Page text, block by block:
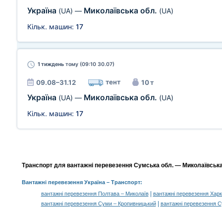
Україна (UA) — Миколаївська обл. (UA)
Кільк. машин: 17
1 тиждень тому (09:10 30.07)
09.08–31.12 тент 10 т
Україна (UA) — Миколаївська обл. (UA)
Кільк. машин: 17
Транспорт для вантажні перевезення Сумська обл. — Миколаївська
Вантажні перевезення Україна– Транспорт:
вантажні перевезення Полтава – Миколаїв|
вантажні перевезення
вантажні перевезення Суми – Кропивницький| вантажні перевезення